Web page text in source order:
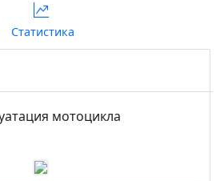
Статистика
мотоцикла